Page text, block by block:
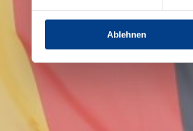
Ablehnen